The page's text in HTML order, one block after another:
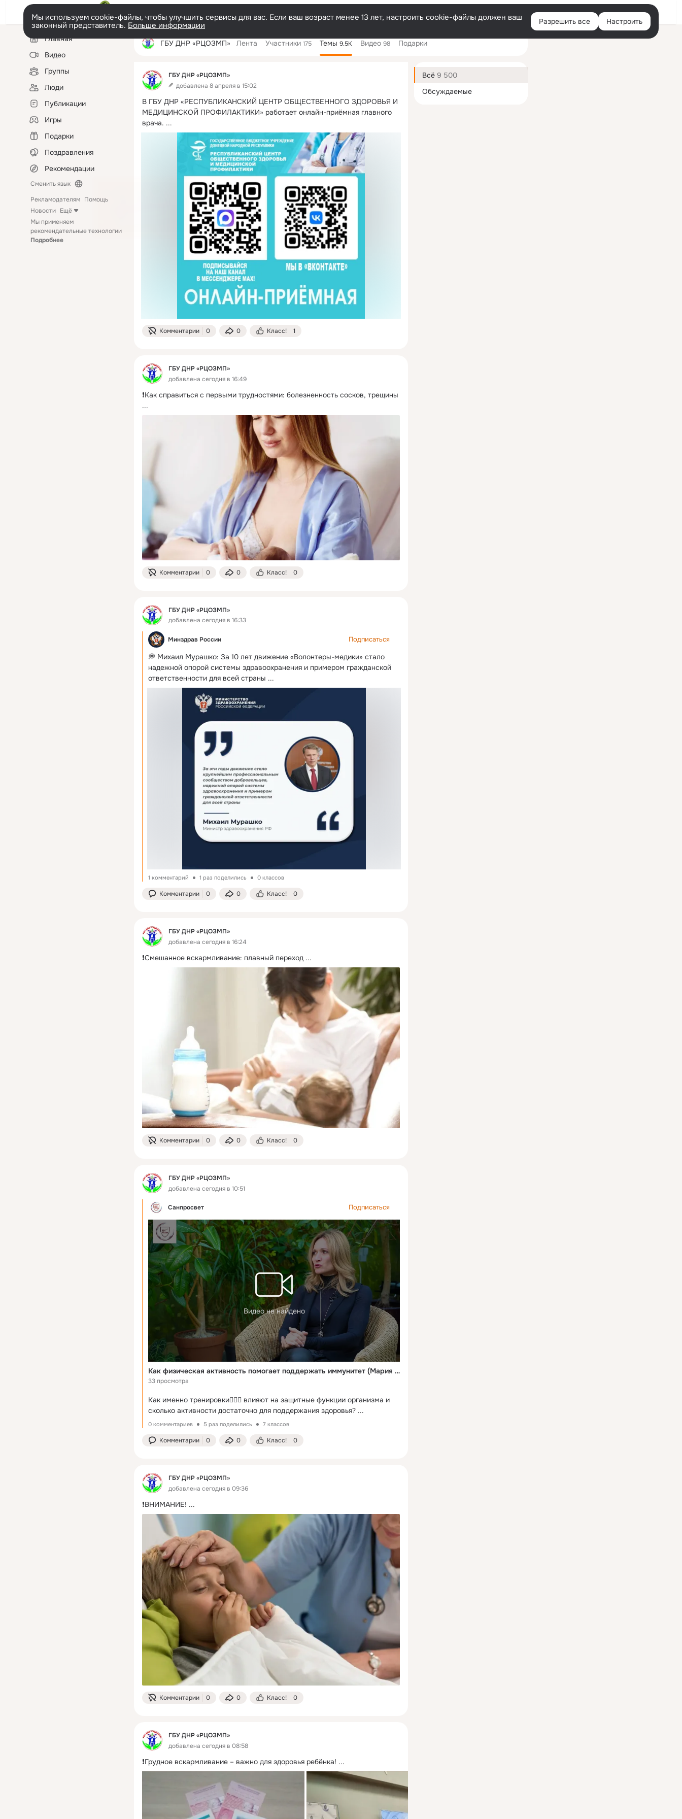
Войти
Мы используем cookie-файлы, чтобы улучшить сервисы для вас. Если ваш возраст менее 13 лет, настроить cookie-файлы должен ваш
законный представитель. Больше информации Разрешить все Настроить
Левая
колонкаГлавная
Видео
Группы
Люди
Публикации
Игры
Подарки
Поздравления
Рекомендации
Сменить язык
Рекламодателям Помощь
Новости Ещё
Мы применяем
рекомендательные технологии
Подробнее
ГБУ ДНР «РЦОЗМП» Лента Участники 175 Темы 9.5K Видео 98 Подарки
ГБУ ДНР «РЦОЗМП»
добавлена 8 апреля в 15:02
В ГБУ ДНР «РЕСПУБЛИКАНСКИЙ ЦЕНТР ОБЩЕСТВЕННОГО ЗДОРОВЬЯ И
МЕДИЦИНСКОЙ ПРОФИЛАКТИКИ» работает онлайн-приёмная главного
врача. ...
Комментарии 0 0 Класс! 1
ГБУ ДНР «РЦОЗМП»
добавлена сегодня в 16:49
❗Как справиться с первыми трудностями: болезненность сосков, трещины
...
Комментарии 0 0 Класс! 0
ГБУ ДНР «РЦОЗМП»
добавлена сегодня в 16:33
Минздрав России Подписаться
💭 Михаил Мурашко: За 10 лет движение «Волонтеры-медики» стало
надежной опорой системы здравоохранения и примером гражданской
ответственности для всей страны ...
1 комментарий 1 раз поделились 0 классов
Комментарии 0 0 Класс! 0
ГБУ ДНР «РЦОЗМП»
добавлена сегодня в 16:24
❗Смешанное вскармливание: плавный переход ...
Комментарии 0 0 Класс! 0
ГБУ ДНР «РЦОЗМП»
добавлена сегодня в 10:51
Санпросвет Подписаться
Видео не найдено
Как физическая активность помогает поддержать иммунитет (Мария Киселева)
33 просмотра
Как именно тренировки🏋🏻‍♀️ влияют на защитные функции организма и
сколько активности достаточно для поддержания здоровья? ...
0 комментариев 5 раз поделились 7 классов
Комментарии 0 0 Класс! 0
ГБУ ДНР «РЦОЗМП»
добавлена сегодня в 09:36
❗ВНИМАНИЕ! ...
Комментарии 0 0 Класс! 0
ГБУ ДНР «РЦОЗМП»
добавлена сегодня в 08:58
❗Грудное вскармливание – важно для здоровья ребёнка! ...
Дополнительная
колонка
Всё 9 500
Обсуждаемые